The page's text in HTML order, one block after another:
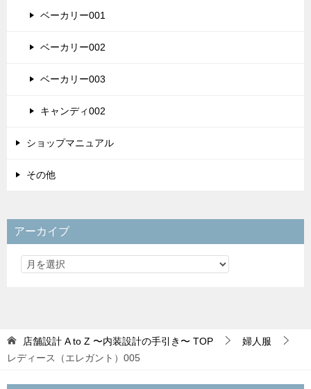
ベーカリー001
ベーカリー002
ベーカリー003
キャンディ002
ショップマニュアル
その他
アーカイブ
店舗設計 A to Z 〜内装設計の手引き〜 TOP
婦人服
レディース（エレガント）005